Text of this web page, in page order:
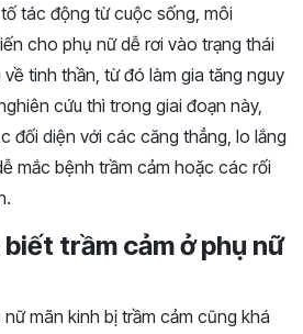
tác động từ cuộc sống, môi
cho phụ nữ dễ rơi vào trạng thái
tinh thần, từ đó làm gia tăng nguy
cứu thì trong giai đoạn này,
đối diện với các căng thẳng, lo lắng
mắc bệnh trầm cảm hoặc các rối
biết trầm cảm ở phụ nữ
mãn kinh bị trầm cảm cũng khá